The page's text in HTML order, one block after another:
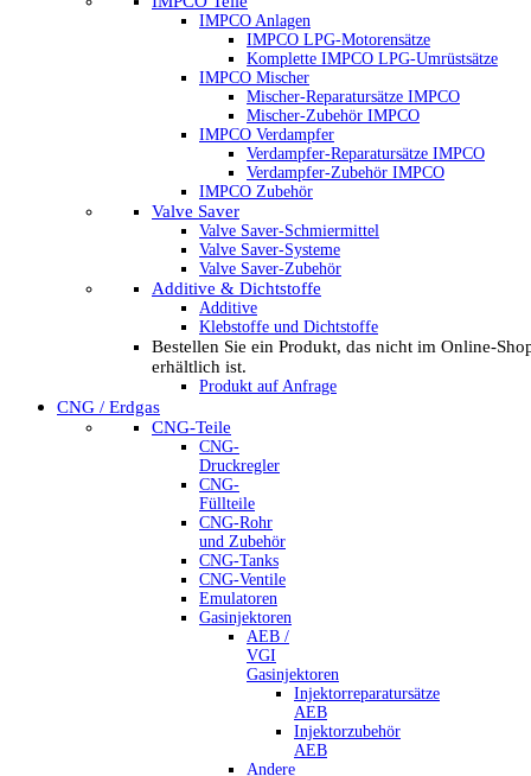
IMPCO Anlagen
IMPCO LPG-Motorensätze
Komplette IMPCO LPG-Umrüstsätze
IMPCO Mischer
Mischer-Reparatursätze IMPCO
Mischer-Zubehör IMPCO
IMPCO Verdampfer
Verdampfer-Reparatursätze IMPCO
Verdampfer-Zubehör IMPCO
IMPCO Zubehör
Valve Saver
Valve Saver-Schmiermittel
Valve Saver-Systeme
Valve Saver-Zubehör
Additive & Dichtstoffe
Additive
Klebstoffe und Dichtstoffe
Bestellen Sie ein Produkt, das nicht im Online-
erhältlich ist.
Produkt auf Anfrage
CNG / Erdgas
CNG-Teile
CNG-
Druckregler
CNG-
Füllteile
CNG-Rohr
und Zubehör
CNG-Tanks
CNG-Ventile
Emulatoren
Gasinjektoren
AEB /
VGI
Gasinjektoren
Injektorreparatursätze
AEB
Injektorzubehör
AEB
Andere